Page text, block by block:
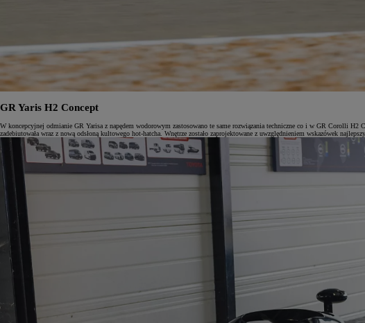
GR Yaris H2 Concept
W koncepcyjnej odmianie GR Yarisa z napędem wodorowym zastosowano te same rozwiązania techniczne co i w GR Corolli
zadebiutowała wraz z nową odsłoną kultowego hot-hatcha. Wnętrze zostało zaprojektowane z uwzględnieniem wskazówek